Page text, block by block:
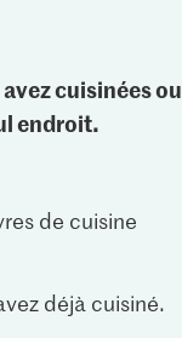
cuisinées ou
endroit.
de cuisine
déjà cuisiné.